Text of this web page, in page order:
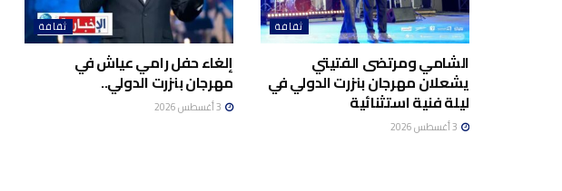
ثقافة
الشامي ومرتضى الفتيتي
يشعلان مهرجان بنزرت الدولي في
ليلة فنية استثنائية
ثقافة
إلغاء حفل رامي عياش في
مهرجان بنزرت الدولي..